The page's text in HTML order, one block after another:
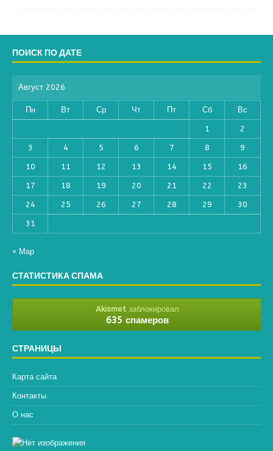
ПОИСК ПО ДАТЕ
Август 2026
Пн Вт Ср Чт Пт Сб Вс
1 2
3 4 5 6 7 8 9
10 11 12 13 14 15 16
17 18 19 20 21 22 23
24 25 26 27 28 29 30
31
« Мар
СТАТИСТИКА СПАМА
Akismetзаблокировал
635 спамеров
СТРАНИЦЫ
Карта сайта
Контакты
О нас